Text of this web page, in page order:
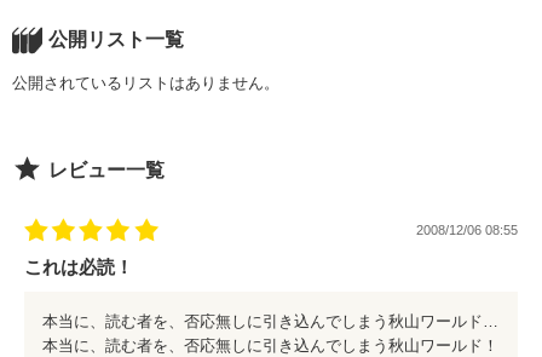
高杉 誠さん
高杉 誠さん
桜沢リンさん
田口 央さん
ぷきんさん
蜘蛛谷レンズさん
弥生みとささん
高杉 誠さん
げっこさん
イチカ♀さん
田口央さん
今回の旅は……
ご参加頂いた作家の皆様有難う御座いました！
公開リスト一覧
公開されているリストはありません。
レビュー一覧
2008/12/06 08:55
これは必読！
本当に、読む者を、否応無しに引き込んでしまう秋山ワールド！ 素直に面白い物を読みたければ、迷わず｢うさぎの学習｣を、お薦めします！
本当に、読む者を、否応無しに引き込んでしまう秋山ワールド！